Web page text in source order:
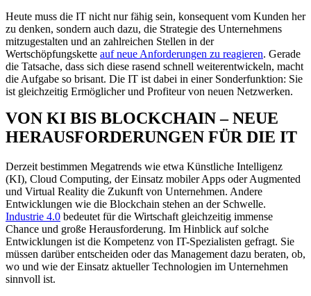
Heute muss die IT nicht nur fähig sein, konsequent vom Kunden her
zu denken, sondern auch dazu, die Strategie des Unternehmens
mitzugestalten und an zahlreichen Stellen in der
Wertschöpfungskette auf neue Anforderungen zu reagieren. Gerade
die Tatsache, dass sich diese rasend schnell weiterentwickeln, macht
die Aufgabe so brisant. Die IT ist dabei in einer Sonderfunktion: Sie
ist gleichzeitig Ermöglicher und Profiteur von neuen Netzwerken.
VON KI BIS BLOCKCHAIN – NEUE
HERAUSFORDERUNGEN FÜR DIE IT
Derzeit bestimmen Megatrends wie etwa Künstliche Intelligenz
(KI), Cloud Computing, der Einsatz mobiler Apps oder Augmented
und Virtual Reality die Zukunft von Unternehmen. Andere
Entwicklungen wie die Blockchain stehen an der Schwelle.
Industrie 4.0 bedeutet für die Wirtschaft gleichzeitig immense
Chance und große Herausforderung. Im Hinblick auf solche
Entwicklungen ist die Kompetenz von IT-Spezialisten gefragt. Sie
müssen darüber entscheiden oder das Management dazu beraten, ob,
wo und wie der Einsatz aktueller Technologien im Unternehmen
sinnvoll ist.